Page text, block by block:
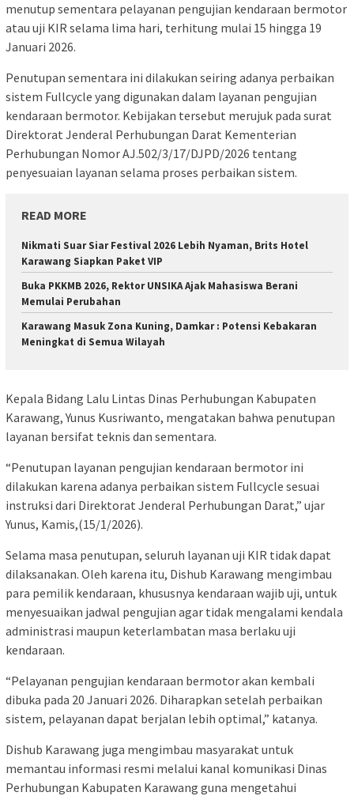
menutup sementara pelayanan pengujian kendaraan bermotor
atau uji KIR selama lima hari, terhitung mulai 15 hingga 19
Januari 2026.
Penutupan sementara ini dilakukan seiring adanya perbaikan
sistem Fullcycle yang digunakan dalam layanan pengujian
kendaraan bermotor. Kebijakan tersebut merujuk pada surat
Direktorat Jenderal Perhubungan Darat Kementerian
Perhubungan Nomor AJ.502/3/17/DJPD/2026 tentang
penyesuaian layanan selama proses perbaikan sistem.
READ MORE
Nikmati Suar Siar Festival 2026 Lebih Nyaman, Brits Hotel
Karawang Siapkan Paket VIP
Buka PKKMB 2026, Rektor UNSIKA Ajak Mahasiswa Berani
Memulai Perubahan
Karawang Masuk Zona Kuning, Damkar : Potensi Kebakaran
Meningkat di Semua Wilayah
Kepala Bidang Lalu Lintas Dinas Perhubungan Kabupaten
Karawang, Yunus Kusriwanto, mengatakan bahwa penutupan
layanan bersifat teknis dan sementara.
“Penutupan layanan pengujian kendaraan bermotor ini
dilakukan karena adanya perbaikan sistem Fullcycle sesuai
instruksi dari Direktorat Jenderal Perhubungan Darat,” ujar
Yunus, Kamis,(15/1/2026).
Selama masa penutupan, seluruh layanan uji KIR tidak dapat
dilaksanakan. Oleh karena itu, Dishub Karawang mengimbau
para pemilik kendaraan, khususnya kendaraan wajib uji, untuk
menyesuaikan jadwal pengujian agar tidak mengalami kendala
administrasi maupun keterlambatan masa berlaku uji
kendaraan.
“Pelayanan pengujian kendaraan bermotor akan kembali
dibuka pada 20 Januari 2026. Diharapkan setelah perbaikan
sistem, pelayanan dapat berjalan lebih optimal,” katanya.
Dishub Karawang juga mengimbau masyarakat untuk
memantau informasi resmi melalui kanal komunikasi Dinas
Perhubungan Kabupaten Karawang guna mengetahui